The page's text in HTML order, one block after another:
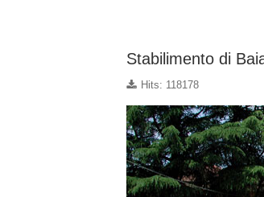
Stabilimento di
Hits: 118178